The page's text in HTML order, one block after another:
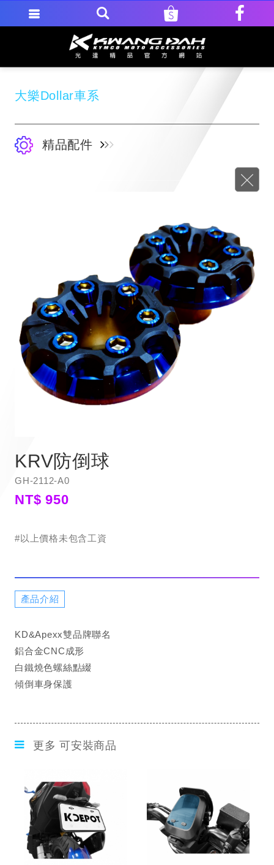
大樂Dollar車系
精品配件
KRV防倒球
GH-2112-A0
NT$ 950
#以上價格未包含工資
產品介紹
KD&Apexx雙品牌聯名
鋁合金CNC成形
白鐵燒色螺絲點綴
傾倒車身保護
更多 可安裝商品